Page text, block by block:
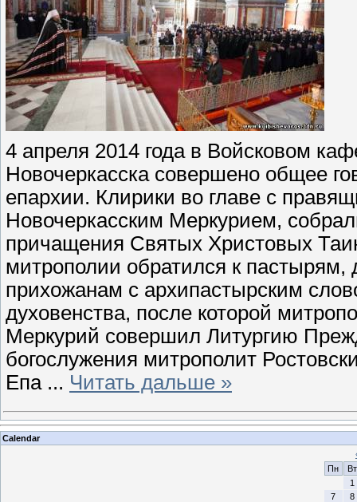
4 апреля 2014 года в Войсковом
Новочеркасска совершено общее
епархии. Клирики во главе с
Новочеркасским Меркурием,
причащения Святых Христовых
митрополии обратился к
прихожанам с архипастырским
духовенства, после которой
Меркурий совершил Литургию
богослужения митрополит
Епа ... Читать дальше »
Calendar
Пн
Вт
1
7
8